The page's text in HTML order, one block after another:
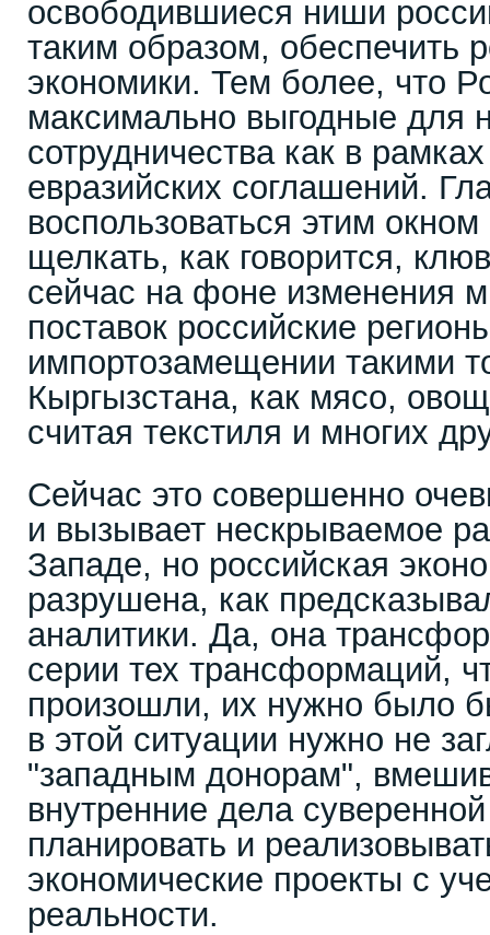
освободившиеся ниши
таким образом, обеспечить
экономики. Тем более, что
максимально выгодные для
сотрудничества как в
евразийских соглашений.
воспользоваться этим
щелкать, как говорится,
сейчас на фоне изменения
поставок российские
импортозамещении такими
Кыргызстана, как мясо,
считая текстиля и многих
Сейчас это совершенно
и вызывает нескрываемое
Западе, но российская
разрушена, как
аналитики. Да, она
серии тех трансформаций,
произошли, их нужно было
в этой ситуации нужно не
"западным донорам",
внутренние дела
планировать и
экономические проекты с
реальности.